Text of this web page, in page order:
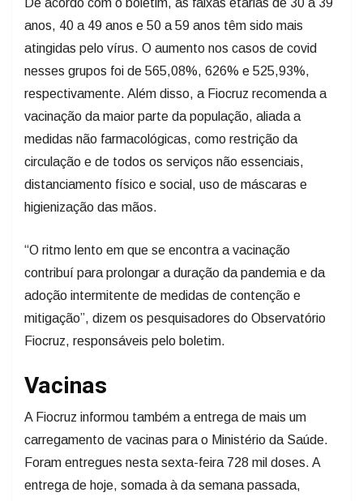
De acordo com o boletim, as faixas etárias de 30 a 39
anos, 40 a 49 anos e 50 a 59 anos têm sido mais
atingidas pelo vírus. O aumento nos casos de covid
nesses grupos foi de 565,08%, 626% e 525,93%,
respectivamente. Além disso, a Fiocruz recomenda a
vacinação da maior parte da população, aliada a
medidas não farmacológicas, como restrição da
circulação e de todos os serviços não essenciais,
distanciamento físico e social, uso de máscaras e
higienização das mãos.
“O ritmo lento em que se encontra a vacinação
contribuí para prolongar a duração da pandemia e da
adoção intermitente de medidas de contenção e
mitigação”, dizem os pesquisadores do Observatório
Fiocruz, responsáveis pelo boletim.
Vacinas
A Fiocruz informou também a entrega de mais um
carregamento de vacinas para o Ministério da Saúde.
Foram entregues nesta sexta-feira 728 mil doses. A
entrega de hoje, somada à da semana passada,